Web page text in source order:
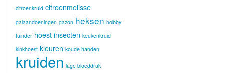
citroenkruid citroenmelisse
galaandoeningen gazon heksen hobby
tuinder hoest insecten keukenkruid
kinkhoest kleuren koude handen
kruiden lage bloeddruk